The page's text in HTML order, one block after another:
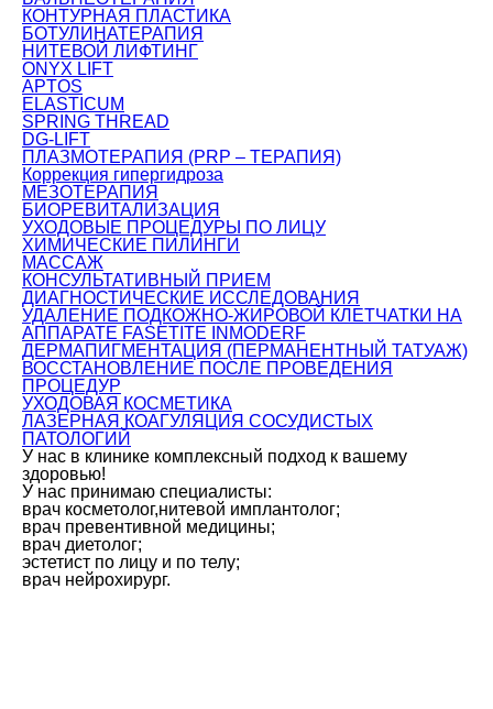
КОНТУРНАЯ ПЛАСТИКА
БОТУЛИНАТЕРАПИЯ
НИТЕВОЙ ЛИФТИНГ
ONYX LIFT
APTOS
ELASTICUM
SPRING THREAD
DG-LIFT
ПЛАЗМОТЕРАПИЯ (PRP – ТЕРАПИЯ)
Коррекция гипергидроза
МЕЗОТЕРАПИЯ
БИОРЕВИТАЛИЗАЦИЯ
УХОДОВЫЕ ПРОЦЕДУРЫ ПО ЛИЦУ
ХИМИЧЕСКИЕ ПИЛИНГИ
МАССАЖ
КОНСУЛЬТАТИВНЫЙ ПРИЕМ
ДИАГНОСТИЧЕСКИЕ ИССЛЕДОВАНИЯ
УДАЛЕНИЕ ПОДКОЖНО-ЖИРОВОЙ КЛЕТЧАТКИ НА
АППАРАТЕ FASETITE INMODERF
ДЕРМАПИГМЕНТАЦИЯ (ПЕРМАНЕНТНЫЙ ТАТУАЖ)
ВОССТАНОВЛЕНИЕ ПОСЛЕ ПРОВЕДЕНИЯ
ПРОЦЕДУР
УХОДОВАЯ КОСМЕТИКА
ЛАЗЕРНАЯ КОАГУЛЯЦИЯ СОСУДИСТЫХ
ПАТОЛОГИЙ
У нас в клинике комплексный подход к вашему
здоровью!
У нас принимаю специалисты:
врач косметолог,нитевой имплантолог;
врач превентивной медицины;
врач диетолог;
эстетист по лицу и по телу;
врач нейрохирург.